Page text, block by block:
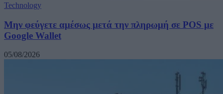
Technology
Μην φεύγετε αμέσως μετά την πληρωμή σε POS με
Google Wallet
05/08/2026